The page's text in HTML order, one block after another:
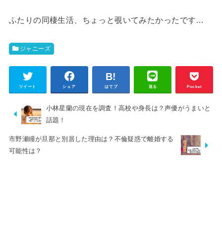
ふたりの同棲生活、ちょっと覗いてみたかったです…
ジャニーズ
ツイート シェア はてブ 送る Pocket
小林星蘭の現在を調査！高校や身長は？声優がうまいと
話題！
市野瀬瞳が旦那と別居した理由は？不倫疑惑で離婚する
可能性は？